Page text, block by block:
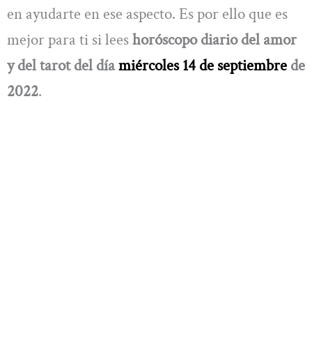
en ayudarte en ese aspecto. Es por ello que es
mejor para ti si leeshoróscopo diario del amor
y del tarot del díamiércoles 14 de septiembre de
2022.